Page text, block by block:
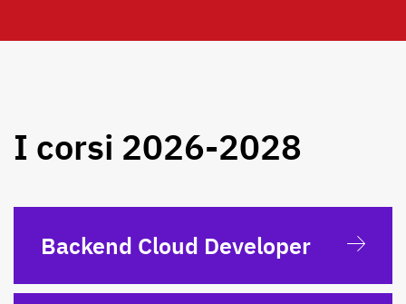
I corsi 2026-2028
Backend Cloud Developer